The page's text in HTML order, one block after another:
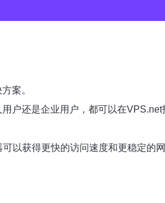
案。
户还是企业用户，都可以在
以获得更快的访问速度和更稳定的网